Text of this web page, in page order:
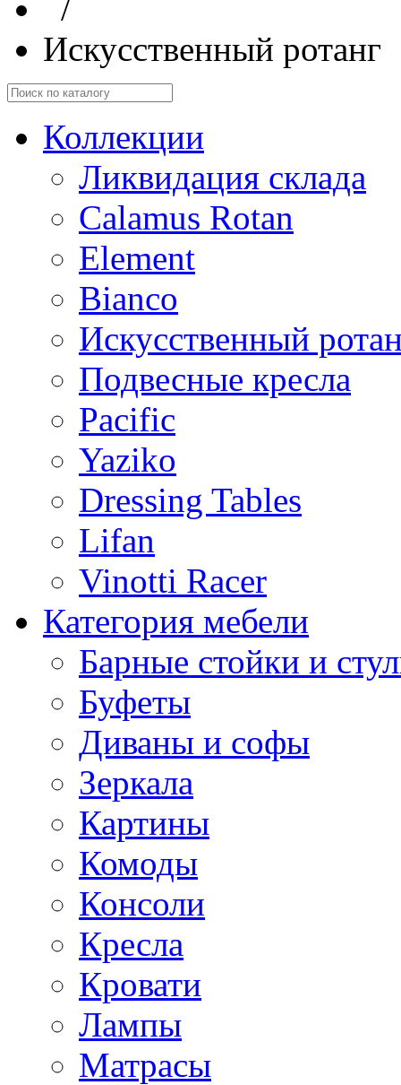
/
Искусственный ротанг
Коллекции
Ликвидация склада
Calamus Rotan
Element
Bianco
Искусственный
Подвесные кресла
Pacific
Yaziko
Dressing Tables
Lifan
Vinotti Racer
Категория мебели
Барные стойки и
Буфеты
Диваны и софы
Зеркала
Картины
Комоды
Консоли
Кресла
Кровати
Лампы
Матрасы